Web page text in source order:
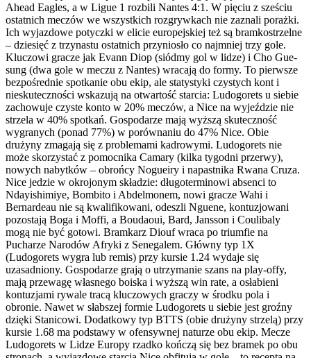
Ahead Eagles, a w Ligue 1 rozbili Nantes 4:1. W pięciu z sześciu
ostatnich meczów we wszystkich rozgrywkach nie zaznali porażki.
Ich wyjazdowe potyczki w elicie europejskiej też są bramkostrzelne
– dziesięć z trzynastu ostatnich przyniosło co najmniej trzy gole.
Kluczowi gracze jak Evann Diop (siódmy gol w lidze) i Cho Gue-
sung (dwa gole w meczu z Nantes) wracają do formy. To pierwsze
bezpośrednie spotkanie obu ekip, ale statystyki czystych kont i
nieskuteczności wskazują na otwartość starcia: Ludogorets u siebie
zachowuje czyste konto w 20% meczów, a Nice na wyjeździe nie
strzela w 40% spotkań. Gospodarze mają wyższą skuteczność
wygranych (ponad 77%) w porównaniu do 47% Nice. Obie
drużyny zmagają się z problemami kadrowymi. Ludogorets nie
może skorzystać z pomocnika Camary (kilka tygodni przerwy),
nowych nabytków – obrońcy Nogueiry i napastnika Rwana Cruza.
Nice jedzie w okrojonym składzie: długoterminowi absenci to
Ndayishimiye, Bombito i Abdelmonem, nowi gracze Wahi i
Bernardeau nie są kwalifikowani, odeszli Nguene, kontuzjowani
pozostają Boga i Moffi, a Boudaoui, Bard, Jansson i Coulibaly
mogą nie być gotowi. Bramkarz Diouf wraca po triumfie na
Pucharze Narodów Afryki z Senegalem. Główny typ 1X
(Ludogorets wygra lub remis) przy kursie 1.24 wydaje się
uzasadniony. Gospodarze grają o utrzymanie szans na play-offy,
mają przewagę własnego boiska i wyższą win rate, a osłabieni
kontuzjami rywale tracą kluczowych graczy w środku pola i
obronie. Nawet w słabszej formie Ludogorets u siebie jest groźny
dzięki Stanicowi. Dodatkowy typ BTTS (obie drużyny strzelą) przy
kursie 1.68 ma podstawy w ofensywnej naturze obu ekip. Mecze
Ludogorets w Lidze Europy rzadko kończą się bez bramek po obu